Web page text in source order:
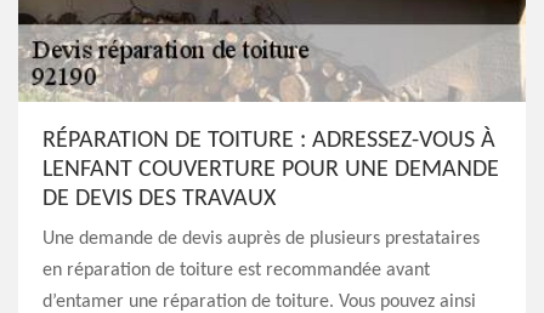
RÉPARATION DE TOITURE : ADRESSEZ-VOUS À
LENFANT COUVERTURE POUR UNE DEMANDE
DE DEVIS DES TRAVAUX
Une demande de devis auprès de plusieurs prestataires
en réparation de toiture est recommandée avant
d’entamer une réparation de toiture. Vous pouvez ainsi